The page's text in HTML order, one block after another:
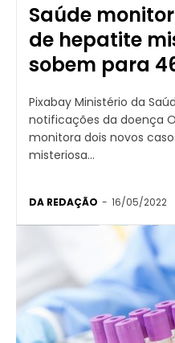
Saúde
de hepatite
sobem para
Pixabay Ministério da Saúde já recebeu 49
notificações da doença
monitora dois novos
misteriosa...
DA REDAÇÃO - 16/05/2022